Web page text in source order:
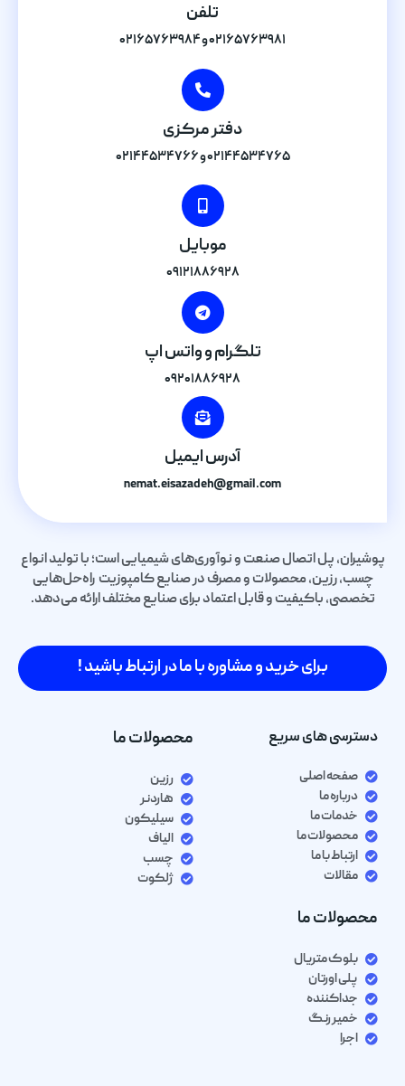
تلفن
۰۲۱۶۵۷۶۳۹۸۱ و ۰۲۱۶۵۷۶۳۹۸۴
دفتر مرکزی
۰۲۱۴۴۵۳۴۷۶۵ و ۰۲۱۴۴۵۳۴۷۶۶
موبایل
۰۹۱۲۱۸۸۶۹۲۸
تلگرام و واتس اپ
۰۹۲۰۱۸۸۶۹۲۸
آدرس ایمیل
nemat.eisazadeh@gmail.com
پوشیران، پل اتصال صنعت و نوآوری‌های شیمیایی است؛ با تولید انواع
چسب، رزین، محصولات و مصرف در صنایع کامپوزیت راه‌حل‌هایی
تخصصی، باکیفیت و قابل اعتماد برای صنایع مختلف ارائه می‌دهد.
برای خرید و مشاوره با ما در ارتباط باشید !
دسترسی های سریع
صفحه اصلی
درباره ما
خدمات ما
محصولات ما
ارتباط با ما
مقالات
محصولات ما
رزین
هاردنر
سیلیکون
الیاف
چسب
ژلکوت
محصولات ما
بلوک متریال
پلی اورتان
جداکننده
خمیر رنگ
اجرا